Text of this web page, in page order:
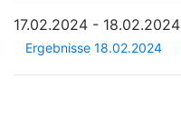
17.02.2024 - 18.02.2024
Ergebnisse 18.02.2024